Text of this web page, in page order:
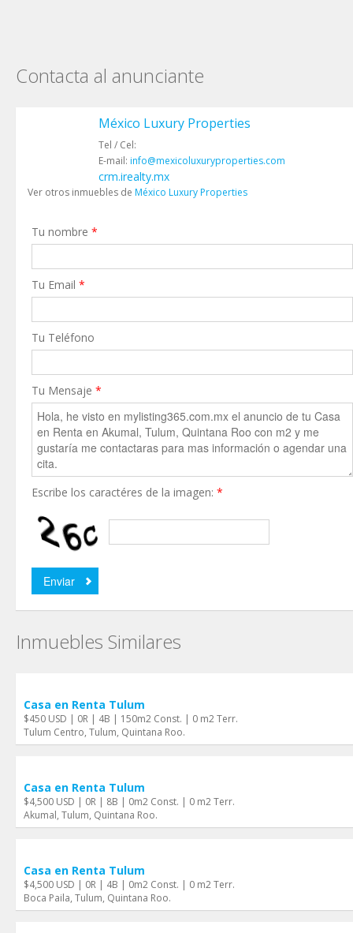
Contacta al anunciante
México Luxury Properties
Tel / Cel:
E-mail: info@mexicoluxuryproperties.com
crm.irealty.mx
Ver otros inmuebles de México Luxury Properties
Tu nombre *
Tu Email *
Tu Teléfono
Tu Mensaje *
Escribe los caractéres de la imagen: *
Inmuebles Similares
Casa en Renta Tulum
$450 USD | 0R | 4B | 150m2 Const. | 0 m2 Terr.
Tulum Centro, Tulum, Quintana Roo.
Casa en Renta Tulum
$4,500 USD | 0R | 8B | 0m2 Const. | 0 m2 Terr.
Akumal, Tulum, Quintana Roo.
Casa en Renta Tulum
$4,500 USD | 0R | 4B | 0m2 Const. | 0 m2 Terr.
Boca Paila, Tulum, Quintana Roo.